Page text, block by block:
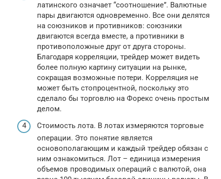
латинского означает “соотношение”. Валютные
пары двигаются одновременно. Все они делятся
на союзников и противников: союзники
двигаются всегда вместе, а противники в
противоположные друг от друга стороны.
Благодаря корреляции, трейдер может видеть
более полную картину ситуации на рынке,
сокращая возможные потери. Корреляция не
может быть стопроцентной, поскольку это
сделало бы торговлю на Форекс очень простым
делом.
Стоимость лота. В лотах измеряются торговые
операции. Это понятие является
основополагающим и каждый трейдер обязан с
ним ознакомиться. Лот – единица измерения
объемов проводимых операций с валютой, она